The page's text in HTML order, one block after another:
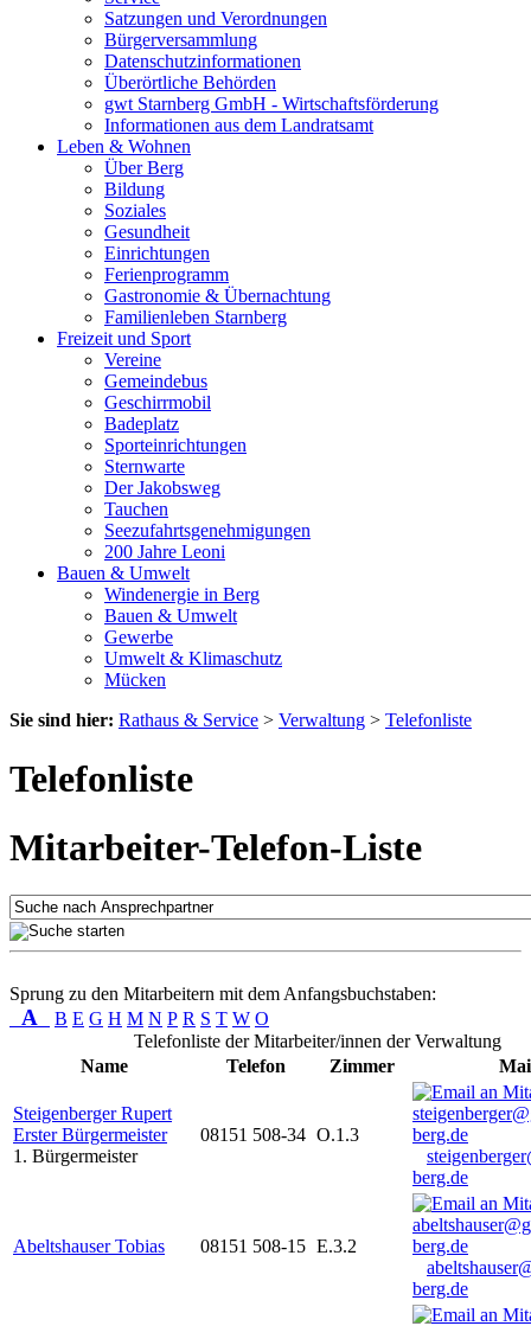
Satzungen und Verordnungen
Bürgerversammlung
Datenschutzinformationen
Überörtliche Behörden
gwt Starnberg GmbH - Wirtschaftsförderung
Informationen aus dem Landratsamt
Leben & Wohnen
Über Berg
Bildung
Soziales
Gesundheit
Einrichtungen
Ferienprogramm
Gastronomie & Übernachtung
Familienleben Starnberg
Freizeit und Sport
Vereine
Gemeindebus
Geschirrmobil
Badeplatz
Sporteinrichtungen
Sternwarte
Der Jakobsweg
Tauchen
Seezufahrtsgenehmigungen
200 Jahre Leoni
Bauen & Umwelt
Windenergie in Berg
Bauen & Umwelt
Gewerbe
Umwelt & Klimaschutz
Mücken
Sie sind hier: Rathaus & Service > Verwaltung > Telefonliste
Telefonliste
Mitarbeiter-Telefon-Liste
Sprung zu den Mitarbeitern mit dem Anfangsbuchstaben:
A B E G H M N P R S T W O
Telefonliste der Mitarbeiter/innen der Verwaltung
Name
Telefon Zimmer
Steigenberger Rupert
Erster Bürgermeister
1. Bürgermeister
08151 508-34 O.1.3
berg.de
Abeltshauser Tobias 08151 508-15 E.3.2
berg.de